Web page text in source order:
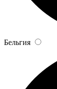
Бельгия